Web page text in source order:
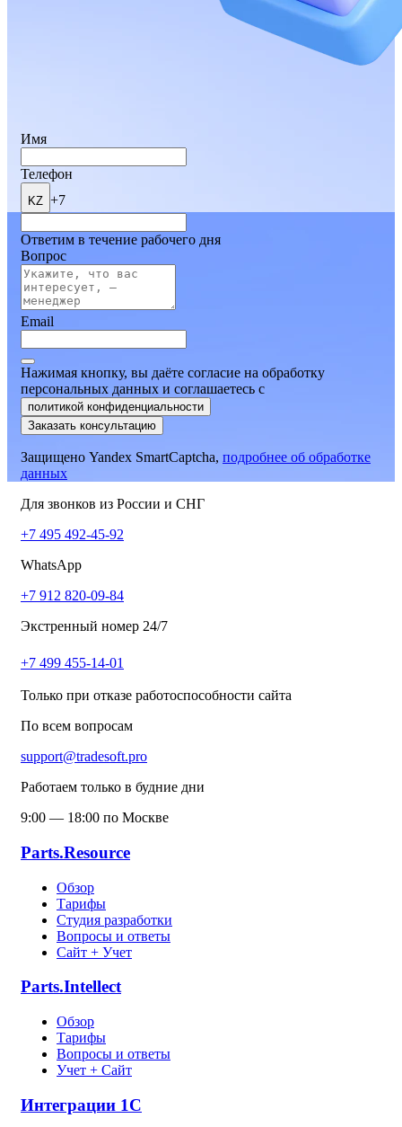
Имя
Телефон
KZ +7
Ответим в течение рабочего дня
Вопрос
Email
Нажимая кнопку, вы даёте согласие на обработку
персональных данных и соглашаетесь c
политикой конфиденциальности
Заказать консультацию
Защищено Yandex SmartCaptcha, подробнее об обработке
данных
Для звонков из России и СНГ
+7 495 492-45-92
WhatsApp
+7 912 820-09-84
Экстренный номер 24/7
+7 499 455-14-01
Только при отказе работоспособности сайта
По всем вопросам
support@tradesoft.pro
Работаем только в будние дни
9:00 — 18:00 по Москве
Parts.Resource
Обзор
Тарифы
Студия разработки
Вопросы и ответы
Сайт + Учет
Parts.Intellect
Обзор
Тарифы
Вопросы и ответы
Учет + Сайт
Интеграции 1С